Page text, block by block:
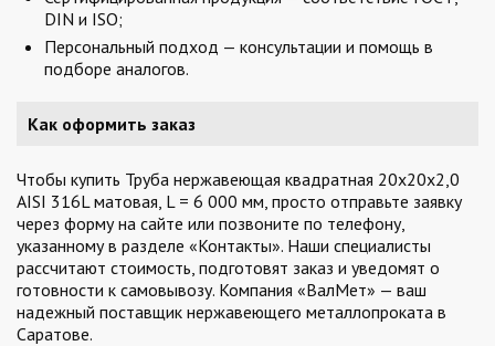
DIN и ISO;
Персональный подход — консультации и помощь в
подборе аналогов.
Как оформить заказ
Чтобы купить Труба нержавеющая квадратная 20х20х2,0
AISI 316L матовая, L = 6 000 мм, просто отправьте заявку
через форму на сайте или позвоните по телефону,
указанному в разделе «Контакты». Наши специалисты
рассчитают стоимость, подготовят заказ и уведомят о
готовности к самовывозу. Компания «ВалМет» — ваш
надежный поставщик нержавеющего металлопроката в
Саратове.